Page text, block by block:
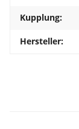
Kupplung:
Hersteller: